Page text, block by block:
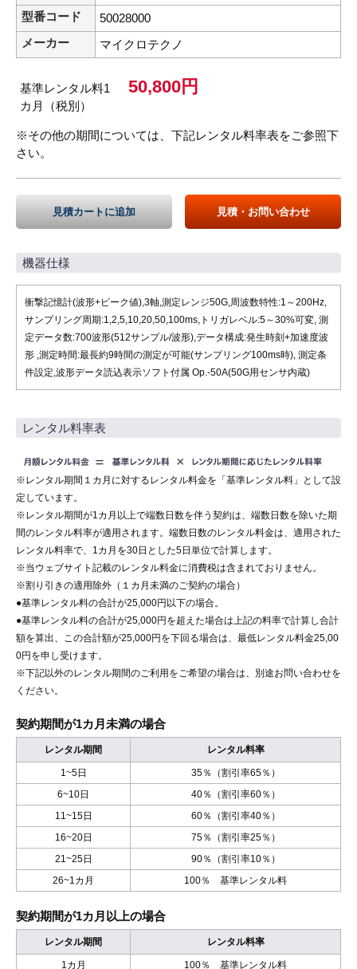
型番コード
50028000
メーカー
マイクロテクノ
基準レンタル料1
カ月（税別）
50,800円
※その他の期間については、下記レンタル料率表をご参照下
さい。
見積カートに追加 見積・お問い合わせ
機器仕様
衝撃記憶計(波形+ピーク値),3軸,測定レンジ50G,周波数特性:1～200Hz,
サンプリング周期:1,2,5,10,20,50,100ms,トリガレベル:5～30%可変, 測
定データ数:700波形(512サンプル/波形),データ構成:発生時刻+加速度波
形 ,測定時間:最長約9時間の測定が可能(サンプリング100ms時), 測定条
件設定,波形データ読込表示ソフト付属 Op.-50A(50G用センサ内蔵)
レンタル料率表
※レンタル期間１カ月に対するレンタル料金を「基準レンタル料」として設
定しています。
※レンタル期間が1カ月以上で端数日数を伴う契約は、端数日数を除いた期
間のレンタル料率が適用されます。端数日数のレンタル料金は、適用された
レンタル料率で、1カ月を30日とした5日単位で計算します。
※当ウェブサイト記載のレンタル料金に消費税は含まれておりません。
※割り引きの適用除外（１カ月未満のご契約の場合）
●基準レンタル料の合計が25,000円以下の場合。
●基準レンタル料の合計が25,000円を超えた場合は上記の料率で計算し合計
額を算出、この合計額が25,000円を下回る場合は、最低レンタル料金25,00
0円を申し受けます。
※下記以外のレンタル期間のご利用をご希望の場合は、別途お問い合わせを
ください。
契約期間が1カ月未満の場合
レンタル期間 レンタル料率
1~5日
35％（割引率65％）
6~10日
40％（割引率60％）
11~15日
60％（割引率40％）
16~20日
75％（割引率25％）
21~25日
90％（割引率10％）
26~1カ月
100％ 基準レンタル料
契約期間が1カ月以上の場合
レンタル期間 レンタル料率
1カ月
100％ 基準レンタル料